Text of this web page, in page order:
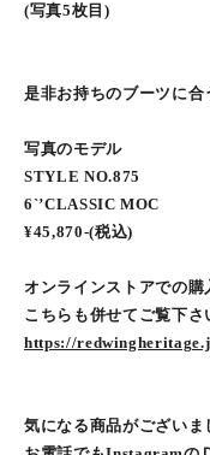
(写真5枚目)
是非お持ちのブーツに
写真のモデル
STYLE NO.875
6`’CLASSIC MOC
¥45,870-(税込)
オンラインストアでの
こちらも併せてご覧下さ
https://
気になる商品がございま